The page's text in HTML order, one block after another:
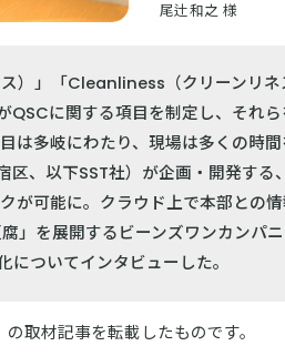
尾辻和之 様
）」「Cleanliness（クリーンリ
QSCに関する項目を制定し、それ
は多岐にわたり、現場は多くの時
区、以下SST社）が企画・開発す
が可能に。クラウド上で本部との
」を展開するビーンズワンカンパ
ついてインタビューした。
の取材記事を転載したものです。